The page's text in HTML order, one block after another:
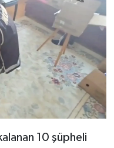
10 şüpheli